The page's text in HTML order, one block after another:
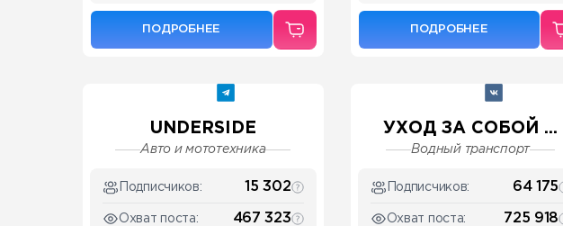
ПОДРОБНЕЕ ПОДРОБНЕЕ
UNDERSIDE
Авто и мототехника
Подписчиков: 15 302
Охват поста: 467 323
УХОД ЗА СОБОЙ ...
Водный транспорт
Подписчиков: 64 175
Охват поста: 725 918